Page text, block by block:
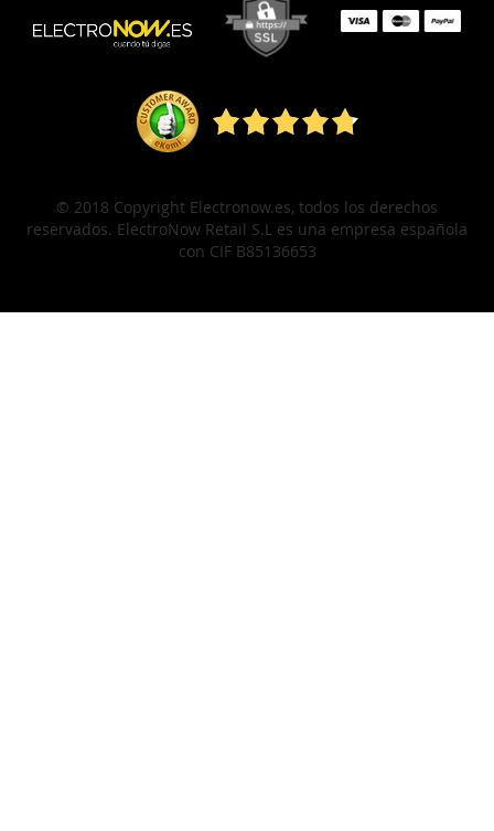
© 2018 Copyright Electronow.es, todos los derechos
reservados. ElectroNow Retail S.L es una empresa española
con CIF B85136653